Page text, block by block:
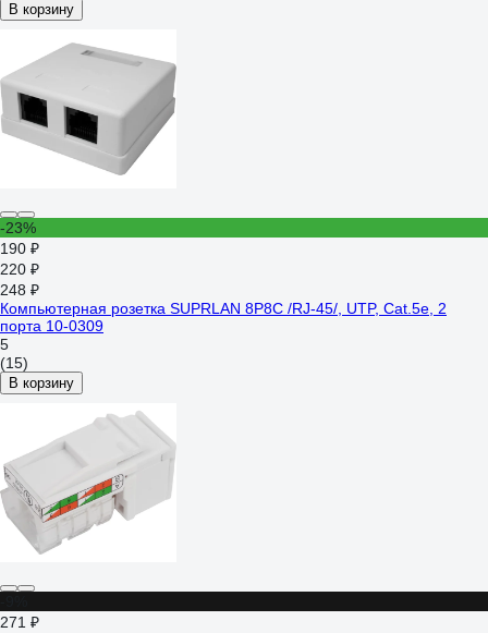
В корзину
-23%
190 ₽
220 ₽
248 ₽
Компьютерная розетка SUPRLAN 8P8C /RJ-45/, UTP, Cat.5e, 2
порта 10-0309
5
(15)
В корзину
271 ₽